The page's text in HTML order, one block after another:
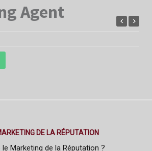
Agent
DE LA RÉPUTATION
Marketing de la Réputation ?